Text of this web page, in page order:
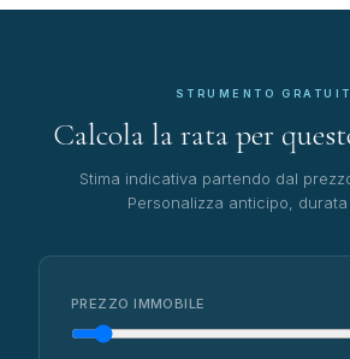
STRUMENTO
Calcola la rata per
Stima indicativa partendo dal
Personalizza anticipo, durata
PREZZO IMMOBILE